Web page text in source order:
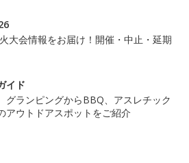
大会情報をお届け！開催・中止・延期
イド
グランピングからBBQ、アスレチック
アウトドアスポットをご紹介